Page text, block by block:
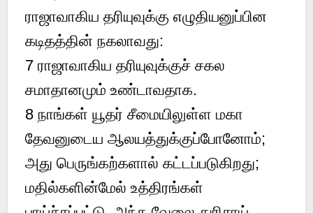
ராஜாவாகிய தரியுவுக்கு எழுதியனுப்பின
கடிதத்தின் நகலாவது:
7 ராஜாவாகிய தரியுவுக்குச் சகல
சமாதானமும் உண்டாவதாக.
8 நாங்கள் யூதர் சீமையிலுள்ள மகா
தேவனுடைய ஆலயத்துக்குப்போனோம்;
அது பெருங்கற்களால் கட்டப்படுகிறது;
மதில்களின்மேல் உத்திரங்கள்